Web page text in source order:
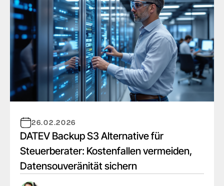
26.02.2026
DATEV Backup S3 Alternative für
Steuerberater: Kostenfallen vermeiden,
Datensouveränität sichern